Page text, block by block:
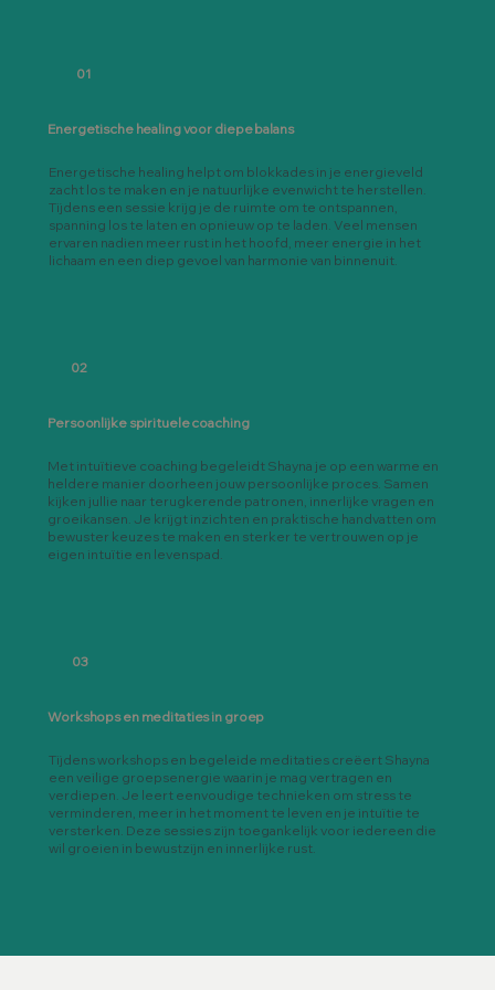
01
Energetische healing voor diepe balans
Energetische healing helpt om blokkades in je energieveld
zacht los te maken en je natuurlijke evenwicht te herstellen.
Tijdens een sessie krijg je de ruimte om te ontspannen,
spanning los te laten en opnieuw op te laden. Veel mensen
ervaren nadien meer rust in het hoofd, meer energie in het
lichaam en een diep gevoel van harmonie van binnenuit.
02
Persoonlijke spirituele coaching
Met intuïtieve coaching begeleidt Shayna je op een warme en
heldere manier doorheen jouw persoonlijke proces. Samen
kijken jullie naar terugkerende patronen, innerlijke vragen en
groeikansen. Je krijgt inzichten en praktische handvatten om
bewuster keuzes te maken en sterker te vertrouwen op je
eigen intuïtie en levenspad.
03
Workshops en meditaties in groep
Tijdens workshops en begeleide meditaties creëert Shayna
een veilige groepsenergie waarin je mag vertragen en
verdiepen. Je leert eenvoudige technieken om stress te
verminderen, meer in het moment te leven en je intuïtie te
versterken. Deze sessies zijn toegankelijk voor iedereen die
wil groeien in bewustzijn en innerlijke rust.